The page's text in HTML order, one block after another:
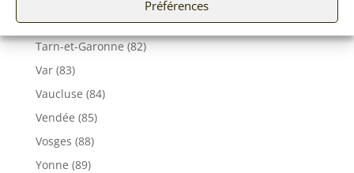
Préférences
Tarn (81)
Tarn-et-Garonne (82)
Var (83)
Vaucluse (84)
Vendée (85)
Vosges (88)
Yonne (89)